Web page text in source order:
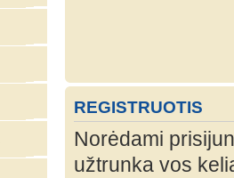
REGISTRUOTIS
Norėdami
užtrunka vos